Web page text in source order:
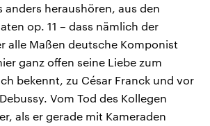
anders heraushören, aus den
op. 11 – dass nämlich der
alle Maßen deutsche Komponist
ganz offen seine Liebe zum
bekennt, zu César Franck und vor
Vom Tod des Kollegen
als er gerade mit Kameraden